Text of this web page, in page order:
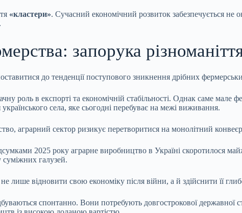
«кластери». Сучасний економічний розвиток забезпечується
запорука
до тенденції поступового зникнення дрібних
роль в експорті та економічній стабільності. Однак саме
села, яке сьогодні перебуває на межі виживання.
аграрний сектор ризикує перетворитися на монолітний
2025 року аграрне виробництво в Україні скоротилося
суміжних галузей.
лише відновити свою економіку після війни, а й здійснити її
спонтанно. Вони потребують довгострокової державної